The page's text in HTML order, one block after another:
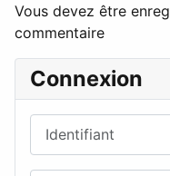
Connexion
Vous devez être
commentaire